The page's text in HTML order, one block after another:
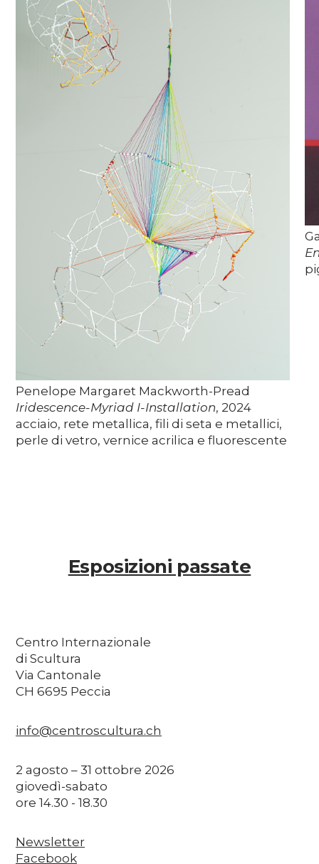
Penelope Margaret Mackworth-Pread
Iridescence-Myriad I-Installation, 2024
acciaio, rete metallica, fili di seta e metallici,
perle di vetro, vernice acrilica e fluorescente
Esposizioni passate
Centro Internazionale
di Scultura
Via Cantonale
CH 6695 Peccia
info@centroscultura.ch
2 agosto – 31 ottobre 2026
giovedì-sabato
ore 14.30 - 18.30
Newsletter
Facebook